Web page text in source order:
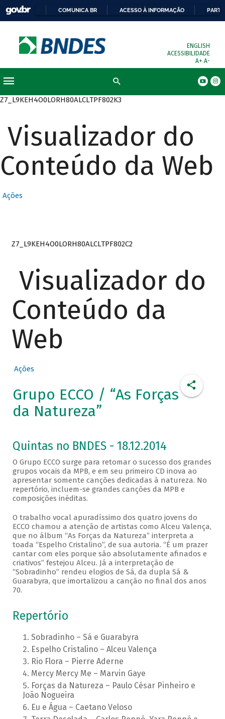
COMUNICA BR ACESSO À INFORMAÇÃO
ENGLISH
ACESSIBILIDADE
A+ A-
Z7_L9KEH4O0LORH80ALCLTPF802K3
Visualizador do
Conteúdo da Web
Ações
Z7_L9KEH4O0LORH80ALCLTPF802C2
Visualizador do
Conteúdo da
Web
Ações
Grupo ECCO / “As Forças
da Natureza”
Quintas no BNDES - 18.12.2014
O Grupo ECCO surge para retomar o sucesso dos grandes
grupos vocais da MPB, e em seu primeiro CD inova ao
apresentar somente canções dedicadas à natureza. No
repertório, incluem-se grandes canções da MPB e
composições inéditas.
O trabalho vocal apuradíssimo dos quatro jovens do
ECCO chamou a atenção de artistas como Alceu Valença,
que no álbum “As Forças da Natureza” interpreta a
toada “Espelho Cristalino”, de sua autoria. “É um prazer
cantar com eles porque são absolutamente afinados e
criativos” festejou Alceu. Já a interpretação de
“Sobradinho” rendeu elogios de Sá, da dupla Sá &
Guarabyra, que imortalizou a canção no final dos anos
70.
Repertório
Sobradinho – Sá e Guarabyra
Espelho Cristalino – Alceu Valença
Rio Flora – Pierre Aderne
Mercy Mercy Me – Marvin Gaye
Forças da Natureza – Paulo César Pinheiro e
João Nogueira
Eu e Água – Caetano Veloso